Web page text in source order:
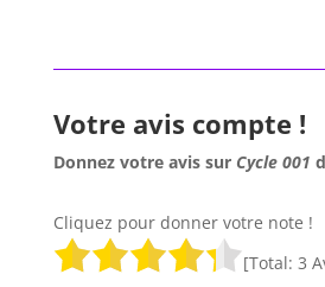
Votre avis compte !
Donnez votre avis sur Cycle 001
Cliquez pour donner votre note !
[Total: 3